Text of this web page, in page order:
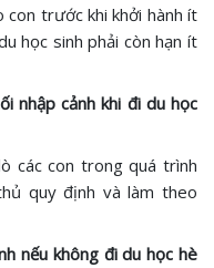
con trước khi khởi hành ít
học sinh phải còn hạn ít
nhập cảnh khi đi du học
các con trong quá trình
quy định và làm theo
nếu không đi du học hè